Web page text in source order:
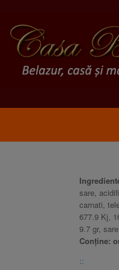
sare,
carnati,
677.9 Kj,
9.7 gr,
Conține:
::